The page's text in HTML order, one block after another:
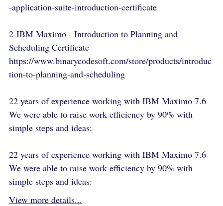
-application-suite-introduction-certificate
2-IBM Maximo - Introduction to Planning and
Scheduling Certificate
https://www.binarycodesoft.com/store/products/introduc
tion-to-planning-and-scheduling
22 years of experience working with IBM Maximo 7.6
We were able to raise work efficiency by 90% with
simple steps and ideas:
22 years of experience working with IBM Maximo 7.6
We were able to raise work efficiency by 90% with
simple steps and ideas:
View more details...